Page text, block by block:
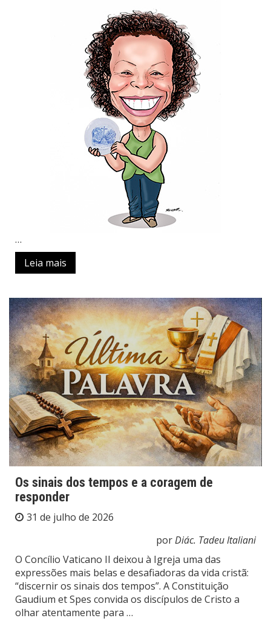
…
Leia mais
Os sinais dos tempos e a coragem de
responder
31 de julho de 2026
porDiác. Tadeu Italiani
O Concílio Vaticano II deixou à Igreja uma das
expressões mais belas e desafiadoras da vida cristã:
“discernir os sinais dos tempos”. A Constituição
Gaudium et Spes convida os discípulos de Cristo a
olhar atentamente para …